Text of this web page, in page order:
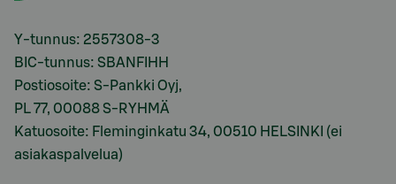
Y-tunnus: 2557308-3
BIC-tunnus: SBANFIHH
Postiosoite: S-Pankki Oyj,
PL 77, 00088 S-RYHMÄ
Katuosoite: Fleminginkatu 34, 00510 HELSINKI (ei
asiakaspalvelua)